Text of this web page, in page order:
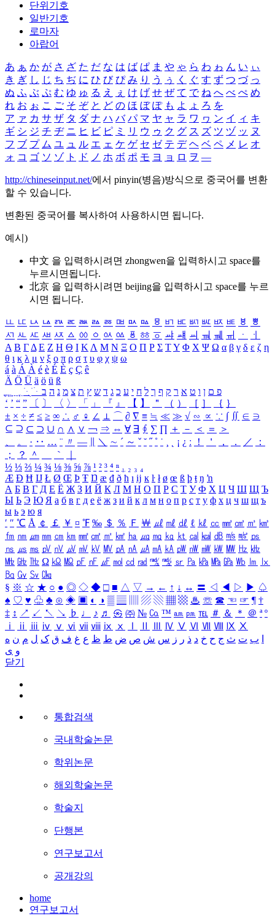
단위기호
일반기호
로마자
아랍어
あ ぁ か が さ ざ た だ な は ば ぱ ま や ゃ ら わ ゎ ん い ぃ
き ぎ し じ ち ぢ に ひ び ぴ み り う ぅ く ぐ す ず つ づ っ
ぬ ふ ぶ ぷ む ゆ ゅ る え ぇ け げ せ ぜ て で ね へ べ ぺ め
れ お ぉ こ ご そ ぞ と ど の ほ ぼ ぽ も よ ょ ろ を
ア ァ カ サ ザ タ ダ ナ ハ バ パ マ ヤ ャ ラ ワ ヮ ン イ ィ キ
ギ シ ジ チ ヂ ニ ヒ ビ ピ ミ リ ウ ゥ ク グ ス ズ ツ ヅ ッ ヌ
フ ブ プ ム ユ ュ ル エ ェ ケ ゲ セ ゼ テ デ ヘ ベ ペ メ レ オ
ォ コ ゴ ソ ゾ ト ド ノ ホ ボ ポ モ ヨ ョ ロ ヲ ―
http://chineseinput.net/에서 pinyin(병음)방식으로 중국어를 변환
할 수 있습니다.
변환된 중국어를 복사하여 사용하시면 됩니다.
예시)
中文 을 입력하시려면 zhongwen을 입력하시고 space를
누르시면됩니다.
北京 을 입력하시려면 beijing을 입력하시고 space를 누르
시면 됩니다.
ㅥ ㅦ ㅧ ㅨ ㅩ ㅪ ㅫ ㅬ ㅭ ㅮ ㅯ ㅰ ㅱ ㅲ ㅳ ㅴ ㅵ ㅶ ㅷ ㅸ
ㅹ
ㅺ ㅻ ㅼ ㅽ ㅾ ㅿ ㆀ ㆁ ㆂ ㆃ ㆄ ㆅ ㆆ ㆇ ㆈ ㆉ ㆊ ㆋ ㆌ ㆍ
ㆎ
Α Β ΓΔ Ε Ζ Η Θ Ι ΚΛ Μ Ν Ξ Ο Π Ρ Σ ΤΥ Φ Χ Ψ Ω α β γ δ ε ζ η
θ ι κ λ μ ν ξ ο π ρ σ τ υ φ χ ψ ω
á à Á À é è É È ç Ç ê
Ä Ö Ü ä ö ü ß
ִֶֹ ֻּ ׁׂ פ ם ן ו ט א ר ק ף ך ל ח י ע כ ג ד ש ץ ת צ מ נ ה ב
‘ ’ “ ” 〔 〕 〈 〉 「 」 『 』 【 】 ＂ （ ） ［ ］ ｛ ｝
± × ÷ ≠ ≤ ≥ ∞ ∴ ♂ ♀ ∠ ⊥ ⌒ ∂ ∇ ≡ ≒ ≪ ≫ √ ∽ ∝ ∵ ∫ ∬ ∈ ∋
⊆ ⊇ ⊂ ⊃ ∪ ∩ ∧ ∨ ￢ ⇒ ⇔ ∀ ∃ ∮ ∑ ∏ ＋ － ＜ ＝
＞
、
。 · ‥ … ¨ 〃 ― ＼ ∼ ´ ～ ˇ ˘ ˝ ˚ ˙ ¸ ¡ ¿ ː ！ ＇ ， ． ／
：
；
？ ＾ ｀
½ ⅓ ⅔ ¼ ¾ ⅛ ⅜ ⅝ ⅞ ¹ ² ³ ⁴ ⁿ ₁ ₂ ₃ ₄
Æ Ð Ħ Ĳ Ł Ø Œ Þ Ŧ Ŋ æ đ ð ħ ı ĳ ĸ ŀ ł ø œ ß þ ŧ ŋ ŉ
А Б В Г Д Е Ё Ж З И Й К Л М Н О П Р С Т У Ф Х Ц Ч Ш Щ Ъ
Ы Ь Э Ю Я а б в г д е ё ж з и й к л м н о п р с т у ф х ц ч ш щ ъ
ы ь э ю я
′ ″ ℃ Å ￠ ￡ ￥ ¤ ℉ ‰ ＄ ％ Ｆ ￦ ㎕ ㎖ ㎗ ℓ ㎘ ㏄ ㎣ ㎤ ㎥ ㎦
㎙ ㎚ ㎛ ㎜ ㎝ ㎞ ㎟ ㎠ ㎡ ㎢ ㏊ ㎍ ㎎ ㎏ ㏏ ㎈ ㎉ ㏈ ㎧ ㎨ ㎰
㎱ ㎲ ㎳ ㎴ ㎵ ㎶ ㎷ ㎸ ㎹ ㎀ ㎁ ㎂ ㎃ ㎄ ㎺ ㎻ ㎽ ㎾ ㎿ ㎐ ㎑
㎒ ㎓ ㎔ Ω ㏀ ㏁ ㎊ ㎋ ㎌ ㏖ ㏅ ㎭ ㎮ ㎯ ㏛ ㎩ ㎪ ㎫ ㎬ ㏝ ㏐
㏓
㏃ ㏉ ㏜ ㏆
§ ※ ☆ ★ ○ ● ◎ ◇ ◆ □ ■ △ ▽ → ← ↑ ↓ ↔ 〓 ◁ ◀ ▷ ▶ ♤
♠ ♡ ♥ ♧ ♣ ⊙ ◈ ▣ ◐ ◑ ▒ ▤ ▨ ▧ ▦ ▩ ♨ ☏ ☎ ☜ ☞ ¶ †
‡ ↕ ↗ ↙ ↖ ↘ ♭ ♩ ♪ ♬ ㉿ ㈜ № ㏇ ™ ㏂ ㏘ ℡ ＃ ＆ ＊ ＠ ª º
ⅰ
ⅱ ⅲ ⅳ ⅴ ⅵ ⅶ ⅷ ⅸ ⅹ Ⅳ Ⅴ Ⅵ Ⅶ Ⅷ Ⅸ Ⅹ
ب ت ث ج ح خ د ذ ر ز س ش ص ض ط ظ ع غ ف ق ک ل م ن ه
و ی
닫기
통합검색
국내학술논문
학위논문
해외학술논문
학술지
단행본
연구보고서
공개강의
home
연구보고서